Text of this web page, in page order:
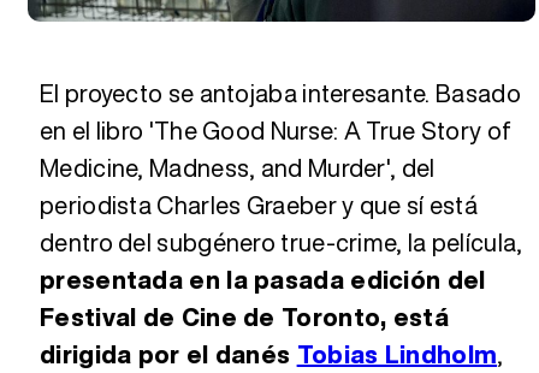
El proyecto se antojaba interesante. Basado
en el libro 'The Good Nurse: A True Story of
Medicine, Madness, and Murder', del
periodista Charles Graeber y que sí está
dentro del subgénero true-crime, la película,
presentada en la pasada edición del
Festival de Cine de Toronto, está
dirigida por el danés Tobias Lindholm,